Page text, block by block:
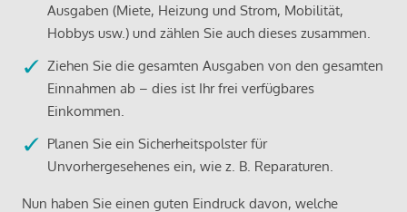
Ausgaben (Miete, Heizung und Strom, Mobilität,
Hobbys usw.) und zählen Sie auch dieses zusammen.
Ziehen Sie die gesamten Ausgaben von den gesamten
Einnahmen ab – dies ist Ihr frei verfügbares
Einkommen.
Planen Sie ein Sicherheitspolster für
Unvorhergesehenes ein, wie z. B. Reparaturen.
Nun haben Sie einen guten Eindruck davon, welche